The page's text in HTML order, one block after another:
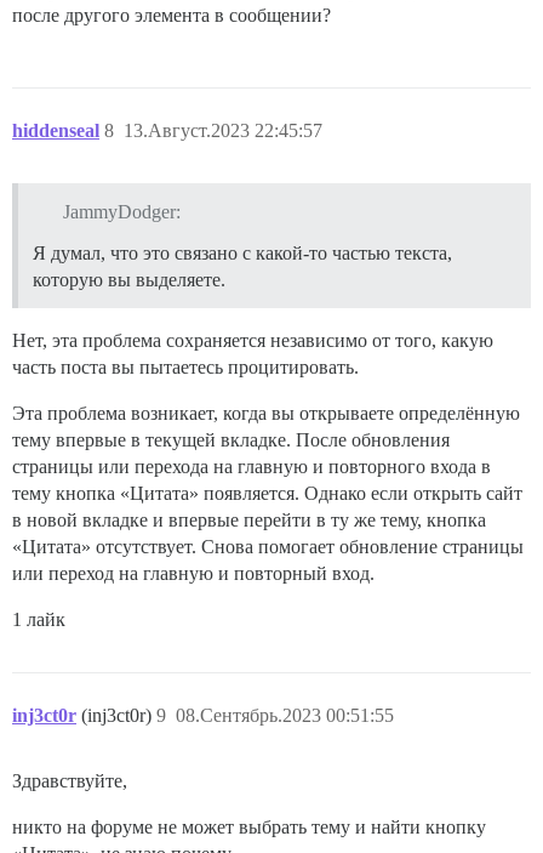
после другого элемента в сообщении?
hiddenseal 13.Август.2023 22:45:57
8
JammyDodger:
Я думал, что это связано с какой-то частью текста,
которую вы выделяете.
Нет, эта проблема сохраняется независимо от того, какую
часть поста вы пытаетесь процитировать.
Эта проблема возникает, когда вы открываете определённую
тему впервые в текущей вкладке. После обновления
страницы или перехода на главную и повторного входа в
тему кнопка «Цитата» появляется. Однако если открыть сайт
в новой вкладке и впервые перейти в ту же тему, кнопка
«Цитата» отсутствует. Снова помогает обновление страницы
или переход на главную и повторный вход.
1 лайк
inj3ct0r (inj3ct0r) 08.Сентябрь.2023 00:51:55
9
Здравствуйте,
никто на форуме не может выбрать тему и найти кнопку